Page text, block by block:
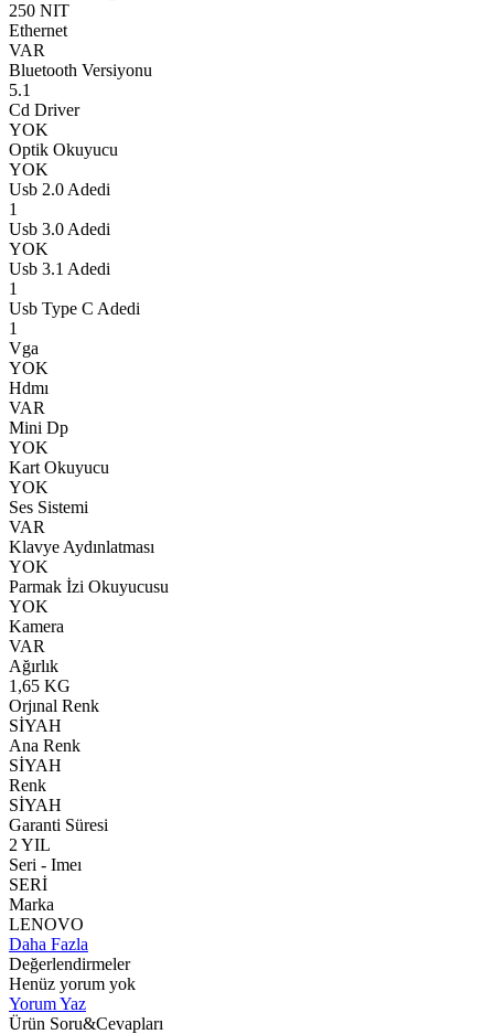
250 NIT
Ethernet
VAR
Bluetooth Versiyonu
5.1
Cd Driver
YOK
Optik Okuyucu
YOK
Usb 2.0 Adedi
1
Usb 3.0 Adedi
YOK
Usb 3.1 Adedi
1
Usb Type C Adedi
1
Vga
YOK
Hdmı
VAR
Mini Dp
YOK
Kart Okuyucu
YOK
Ses Sistemi
VAR
Klavye Aydınlatması
YOK
Parmak İzi Okuyucusu
YOK
Kamera
VAR
Ağırlık
1,65 KG
Orjınal Renk
SİYAH
Ana Renk
SİYAH
Renk
SİYAH
Garanti Süresi
2 YIL
Seri - Imeı
SERİ
Marka
LENOVO
Daha Fazla
Değerlendirmeler
Henüz yorum yok
Yorum Yaz
Ürün Soru&Cevapları